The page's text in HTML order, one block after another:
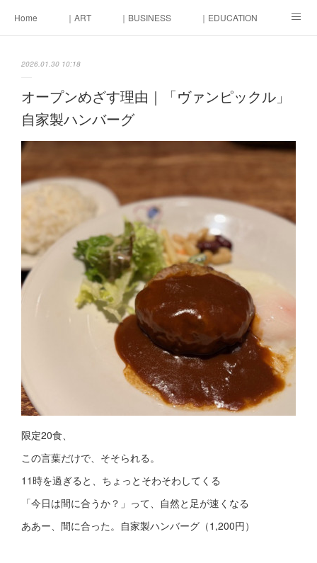
Home ｜ART ｜BUSINESS ｜EDUCATION
2026.01.30 10:18
オープンめざす理由｜「ヴァンピックル」
自家製ハンバーグ
限定20食、
この言葉だけで、そそられる。
11時を過ぎると、ちょっとそわそわしてくる
「今日は間に合うか？」って、自然と足が速くなる
ああー、間に合った。自家製ハンバーグ（1,200円）